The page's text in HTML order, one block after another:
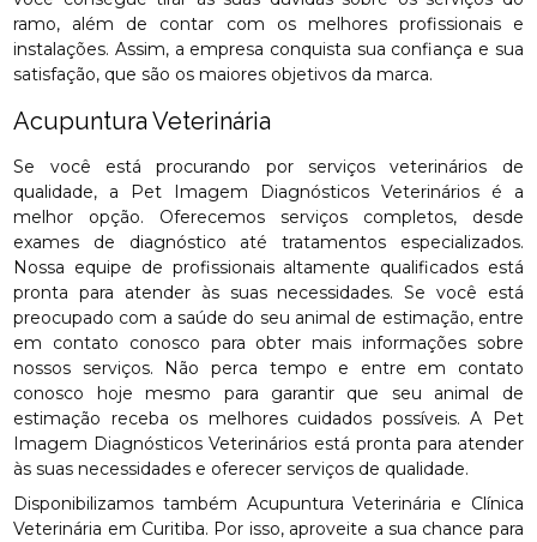
ramo, além de contar com os melhores profissionais e
instalações. Assim, a empresa conquista sua confiança e sua
satisfação, que são os maiores objetivos da marca.
Acupuntura Veterinária
Se você está procurando por serviços veterinários de
qualidade, a Pet Imagem Diagnósticos Veterinários é a
melhor opção. Oferecemos serviços completos, desde
exames de diagnóstico até tratamentos especializados.
Nossa equipe de profissionais altamente qualificados está
pronta para atender às suas necessidades. Se você está
preocupado com a saúde do seu animal de estimação, entre
em contato conosco para obter mais informações sobre
nossos serviços. Não perca tempo e entre em contato
conosco hoje mesmo para garantir que seu animal de
estimação receba os melhores cuidados possíveis. A Pet
Imagem Diagnósticos Veterinários está pronta para atender
às suas necessidades e oferecer serviços de qualidade.
Disponibilizamos também Acupuntura Veterinária e Clínica
Veterinária em Curitiba. Por isso, aproveite a sua chance para